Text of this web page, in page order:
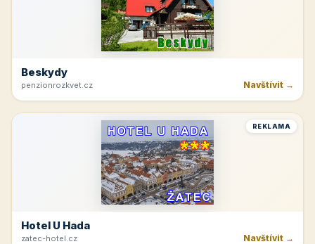
Beskydy
penzionrozkvet.cz Navštívit →
REKLAMA
Hotel U Hada
zatec-hotel.cz Navštívit →